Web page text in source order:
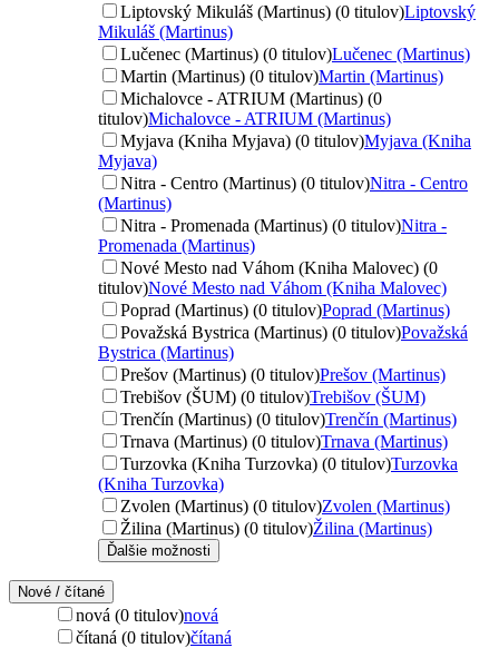
Liptovský Mikuláš (Martinus) (0 titulov)Liptovský
Mikuláš (Martinus)
Lučenec (Martinus) (0 titulov)Lučenec (Martinus)
Martin (Martinus) (0 titulov)Martin (Martinus)
Michalovce - ATRIUM (Martinus) (0
titulov)Michalovce - ATRIUM (Martinus)
Myjava (Kniha Myjava) (0 titulov)Myjava (Kniha
Myjava)
Nitra - Centro (Martinus) (0 titulov)Nitra - Centro
(Martinus)
Nitra - Promenada (Martinus) (0 titulov)Nitra -
Promenada (Martinus)
Nové Mesto nad Váhom (Kniha Malovec) (0
titulov)Nové Mesto nad Váhom (Kniha Malovec)
Poprad (Martinus) (0 titulov)Poprad (Martinus)
Považská Bystrica (Martinus) (0 titulov)Považská
Bystrica (Martinus)
Prešov (Martinus) (0 titulov)Prešov (Martinus)
Trebišov (ŠUM) (0 titulov)Trebišov (ŠUM)
Trenčín (Martinus) (0 titulov)Trenčín (Martinus)
Trnava (Martinus) (0 titulov)Trnava (Martinus)
Turzovka (Kniha Turzovka) (0 titulov)Turzovka
(Kniha Turzovka)
Zvolen (Martinus) (0 titulov)Zvolen (Martinus)
Žilina (Martinus) (0 titulov)Žilina (Martinus)
Ďalšie možnosti
Nové / čítané
nová (0 titulov)nová
čítaná (0 titulov)čítaná